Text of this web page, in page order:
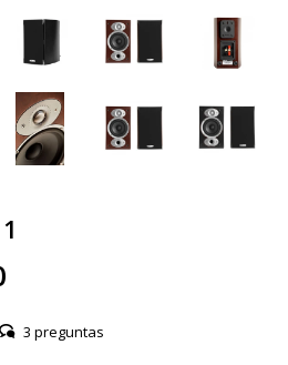
3 preguntas